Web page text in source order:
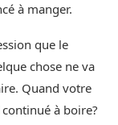
à manger.
que le
chose ne va
Quand votre
à boire?